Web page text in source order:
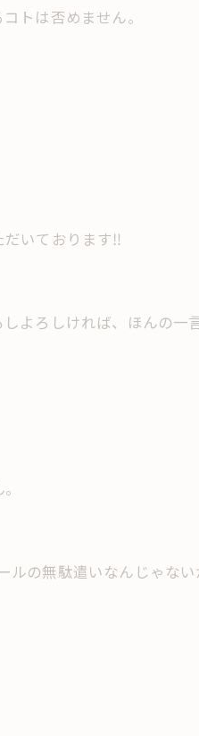
トは否めません。
いております‼︎
よろしければ、ほんの一
の無駄遣いなんじゃない